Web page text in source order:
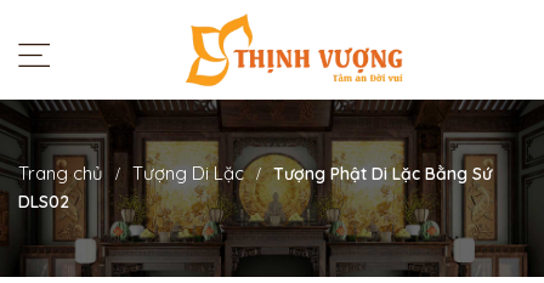
Trang chủ Tượng Di Lặc
Tượng Phật Di Lặc Bằng Sứ
DLS02